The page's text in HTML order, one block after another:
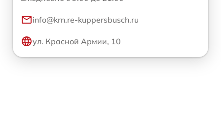
info@krn.re-kuppersbusch.ru
ул. Красной Армии, 10